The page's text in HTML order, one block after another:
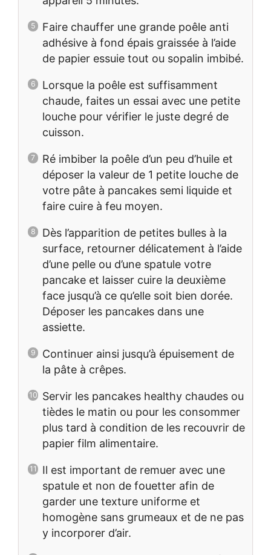
Faire chauffer une grande poêle anti
adhésive à fond épais graissée à l’aide
de papier essuie tout ou sopalin imbibé.
Lorsque la poêle est suffisamment
chaude, faites un essai avec une petite
louche pour vérifier le juste degré de
cuisson.
Ré imbiber la poêle d’un peu d’huile et
déposer la valeur de 1 petite louche de
votre pâte à pancakes semi liquide et
faire cuire à feu moyen.
Dès l’apparition de petites bulles à la
surface, retourner délicatement à l’aide
d’une pelle ou d’une spatule votre
pancake et laisser cuire la deuxième
face jusqu’à ce qu’elle soit bien dorée.
Déposer les pancakes dans une
assiette.
Continuer ainsi jusqu’à épuisement de
la pâte à crêpes.
Servir les pancakes healthy chaudes ou
tièdes le matin ou pour les consommer
plus tard à condition de les recouvrir de
papier film alimentaire.
Il est important de remuer avec une
spatule et non de fouetter afin de
garder une texture uniforme et
homogène sans grumeaux et de ne pas
y incorporer d’air.